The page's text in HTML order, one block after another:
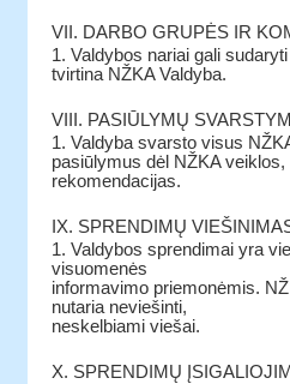
VII. DARBO GRUPĖS IR
1. Valdybos nariai gali
tvirtina NŽKA Valdyba.
VIII. PASIŪLYMŲ
1. Valdyba svarsto visus
pasiūlymus dėl NŽKA
rekomendacijas.
IX. SPRENDIMŲ
1. Valdybos sprendimai yra
visuomenės
informavimo priemonėmis.
nutaria neviešinti,
neskelbiami viešai.
X. SPRENDIMŲ